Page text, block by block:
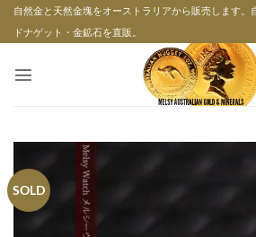
Skip自然金と天然金塊をオーストラリアから販売します。
ドナゲット・金鉱石を直販。
SOLD